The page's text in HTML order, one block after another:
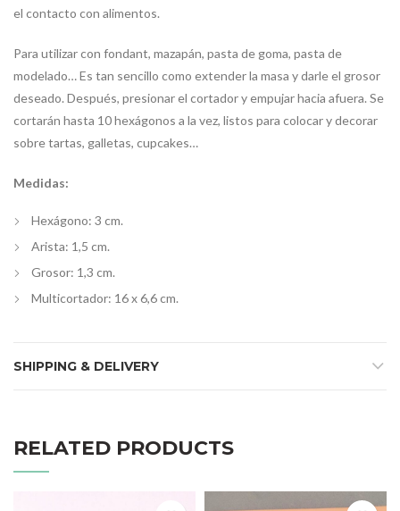
el contacto con alimentos.
Para utilizar con fondant, mazapán, pasta de goma, pasta de
modelado… Es tan sencillo como extender la masa y darle el grosor
deseado. Después, presionar el cortador y empujar hacia afuera. Se
cortarán hasta 10 hexágonos a la vez, listos para colocar y decorar
sobre tartas, galletas, cupcakes…
Medidas:
Hexágono: 3 cm.
Arista: 1,5 cm.
Grosor: 1,3 cm.
Multicortador: 16 x 6,6 cm.
SHIPPING & DELIVERY
RELATED PRODUCTS